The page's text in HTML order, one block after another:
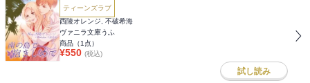
ティーンズラブ
西陵オレンジ, 不破希海
ヴァニラ文庫うふ
商品（1 点）
¥550 (税込)
試し読み